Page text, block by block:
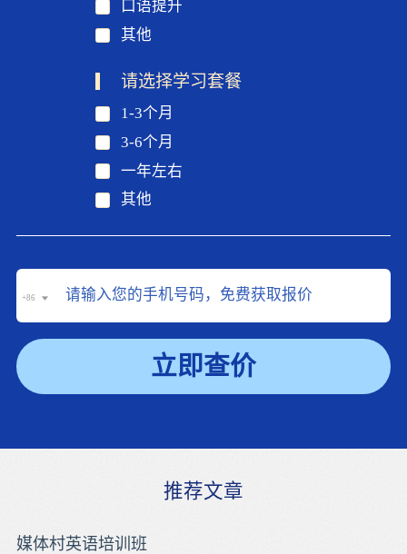
口语提升
其他
请选择学习套餐
1-3个月
3-6个月
一年左右
其他
+86
立即查价
推荐文章
媒体村英语培训班